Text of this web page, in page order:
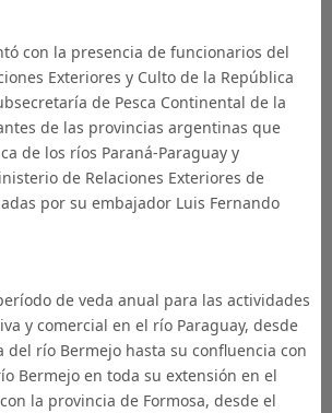
con la presencia de funcionarios del
Exteriores y Culto de la República
de Pesca Continental de la
de las provincias argentinas que
de los ríos Paraná-Paraguay y
de Relaciones Exteriores de
por su embajador Luis Fernando
de veda anual para las actividades
y comercial en el río Paraguay, desde
del río Bermejo hasta su confluencia con
Bermejo en toda su extensión en el
la provincia de Formosa, desde el